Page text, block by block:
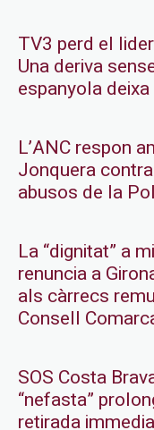
TV3 perd el
Una deriva
espanyola
L’ANC respon
Jonquera
abusos de la
La “dignitat” a
renuncia a
als càrrecs
Consell
SOS Costa
“nefasta”
retirada